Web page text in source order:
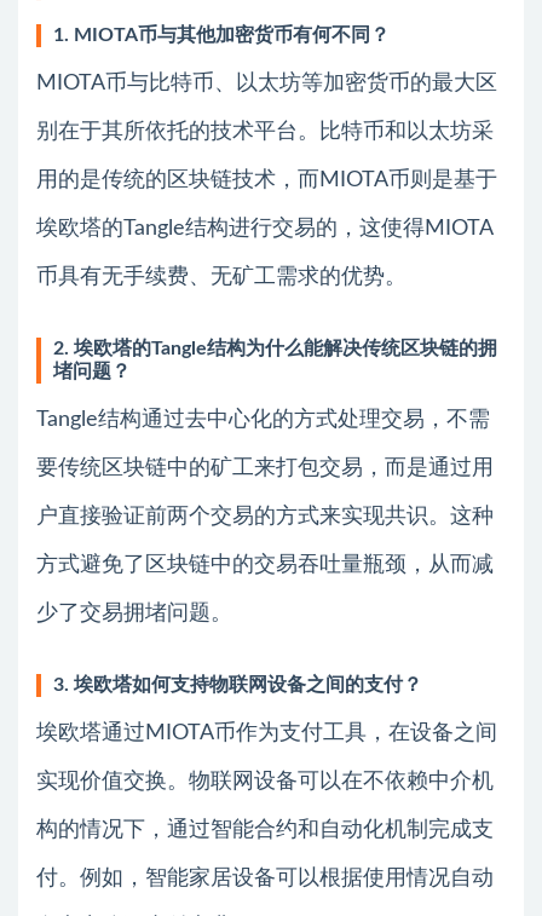
1. MIOTA币与其他加密货币有何不同？
MIOTA币与比特币、以太坊等加密货币的最大区
别在于其所依托的技术平台。比特币和以太坊采
用的是传统的区块链技术，而MIOTA币则是基于
埃欧塔的Tangle结构进行交易的，这使得MIOTA
币具有无手续费、无矿工需求的优势。
2. 埃欧塔的Tangle结构为什么能解决传统区块链的拥
堵问题？
Tangle结构通过去中心化的方式处理交易，不需
要传统区块链中的矿工来打包交易，而是通过用
户直接验证前两个交易的方式来实现共识。这种
方式避免了区块链中的交易吞吐量瓶颈，从而减
少了交易拥堵问题。
3. 埃欧塔如何支持物联网设备之间的支付？
埃欧塔通过MIOTA币作为支付工具，在设备之间
实现价值交换。物联网设备可以在不依赖中介机
构的情况下，通过智能合约和自动化机制完成支
付。例如，智能家居设备可以根据使用情况自动